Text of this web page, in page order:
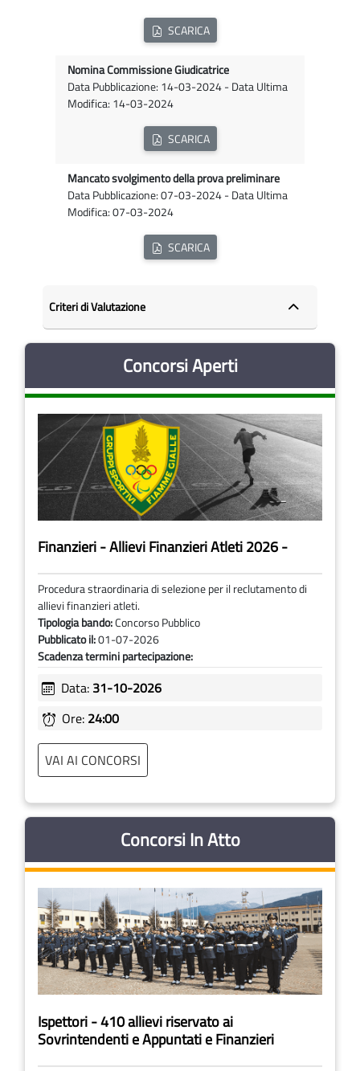
SCARICA
Nomina Commissione Giudicatrice
Data Pubblicazione: 14-03-2024 - Data Ultima
Modifica: 14-03-2024
SCARICA
Mancato svolgimento della prova preliminare
Data Pubblicazione: 07-03-2024 - Data Ultima
Modifica: 07-03-2024
SCARICA
Criteri di Valutazione
Concorsi Aperti
Finanzieri - Allievi Finanzieri Atleti 2026 -
Procedura straordinaria di selezione per il reclutamento di
allievi finanzieri atleti.
Tipologia bando:Concorso Pubblico
Pubblicato il:01-07-2026
Scadenza termini partecipazione:
Data: 31-10-2026
Ore: 24:00
VAI AI CONCORSI
Concorsi In Atto
Ispettori - 410 allievi riservato ai
Sovrintendenti e Appuntati e Finanzieri